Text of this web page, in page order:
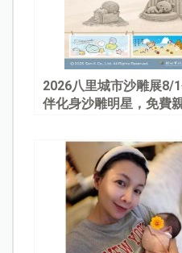
2026八里城市沙雕展8/
伴化身沙雕明星，免費